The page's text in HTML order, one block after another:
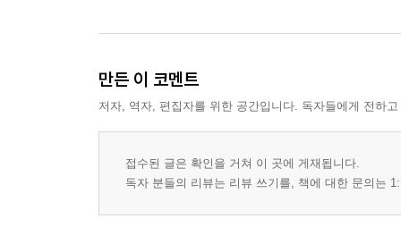
만든 이 코멘트
저자, 역자, 편집자를 위한 공간입니다. 독자들에게 전하
접수된 글은 확인을 거쳐 이 곳에 게재됩니다.
독자 분들의 리뷰는 리뷰 쓰기를, 책에 대한 문의는